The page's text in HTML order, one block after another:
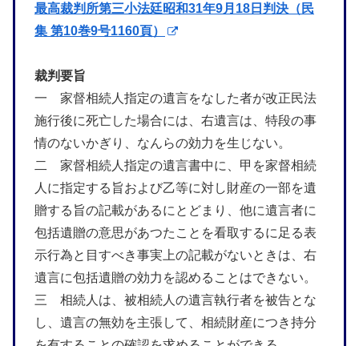
最高裁判所第三小法廷昭和31年9月18日判決（民
集 第10巻9号1160頁）
裁判要旨
一 家督相続人指定の遺言をなした者が改正民法
施行後に死亡した場合には、右遺言は、特段の事
情のないかぎり、なんらの効力を生じない。
二 家督相続人指定の遺言書中に、甲を家督相続
人に指定する旨および乙等に対し財産の一部を遺
贈する旨の記載があるにとどまり、他に遺言者に
包括遺贈の意思があつたことを看取するに足る表
示行為と目すべき事実上の記載がないときは、右
遺言に包括遺贈の効力を認めることはできない。
三 相続人は、被相続人の遺言執行者を被告とな
し、遺言の無効を主張して、相続財産につき持分